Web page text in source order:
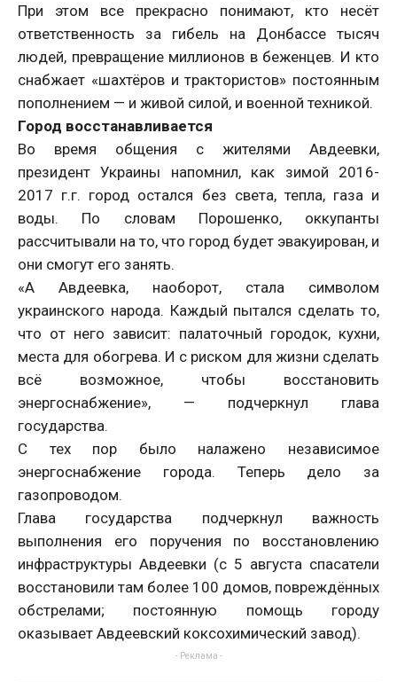
При этом все прекрасно понимают, кто несёт
ответственность за гибель на Донбассе тысяч
людей, превращение миллионов в беженцев. И кто
снабжает «шахтёров и трактористов» постоянным
пополнением — и живой силой, и военной техникой.
Город восстанавливается
Во время общения с жителями Авдеевки,
президент Украины напомнил, как зимой 2016-
2017 г.г. город остался без света, тепла, газа и
воды. По словам Порошенко, оккупанты
рассчитывали на то, что город будет эвакуирован, и
они смогут его занять.
«А Авдеевка, наоборот, стала символом
украинского народа. Каждый пытался сделать то,
что от него зависит: палаточный городок, кухни,
места для обогрева. И с риском для жизни сделать
всё возможное, чтобы восстановить
энергоснабжение», — подчеркнул глава
государства.
С тех пор было налажено независимое
энергоснабжение города. Теперь дело за
газопроводом.
Глава государства подчеркнул важность
выполнения его поручения по восстановлению
инфраструктуры Авдеевки (с 5 августа спасатели
восстановили там более 100 домов, повреждённых
обстрелами; постоянную помощь городу
оказывает Авдеевский коксохимический завод).
- Реклама -